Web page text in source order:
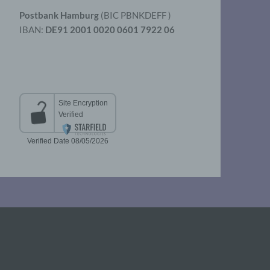
Postbank Hamburg (BIC PBNKDEFF )
IBAN: DE91 2001 0020 0601 7922 06